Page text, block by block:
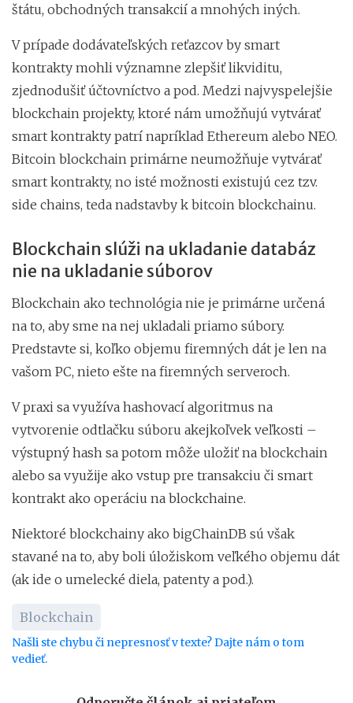
štátu, obchodných transakcií a mnohých iných.
V prípade dodávateľských reťazcov by smart
kontrakty mohli významne zlepšiť likviditu,
zjednodušiť účtovníctvo a pod. Medzi najvyspelejšie
blockchain projekty, ktoré nám umožňujú vytvárať
smart kontrakty patrí napríklad Ethereum alebo NEO.
Bitcoin blockchain primárne neumožňuje vytvárať
smart kontrakty, no isté možnosti existujú cez tzv.
side chains, teda nadstavby k bitcoin blockchainu.
Blockchain slúži na ukladanie databáz
nie na ukladanie súborov
Blockchain ako technológia nie je primárne určená
na to, aby sme na nej ukladali priamo súbory.
Predstavte si, koľko objemu firemných dát je len na
vašom PC, nieto ešte na firemných serveroch.
V praxi sa využíva hashovací algoritmus na
vytvorenie odtlačku súboru akejkoľvek veľkosti –
výstupný hash sa potom môže uložiť na blockchain
alebo sa využije ako vstup pre transakciu či smart
kontrakt ako operáciu na blockchaine.
Niektoré blockchainy ako bigChainDB sú však
stavané na to, aby boli úložiskom veľkého objemu dát
(ak ide o umelecké diela, patenty a pod.).
Blockchain
Našli ste chybu či nepresnosť v texte? Dajte nám o tom
vedieť.